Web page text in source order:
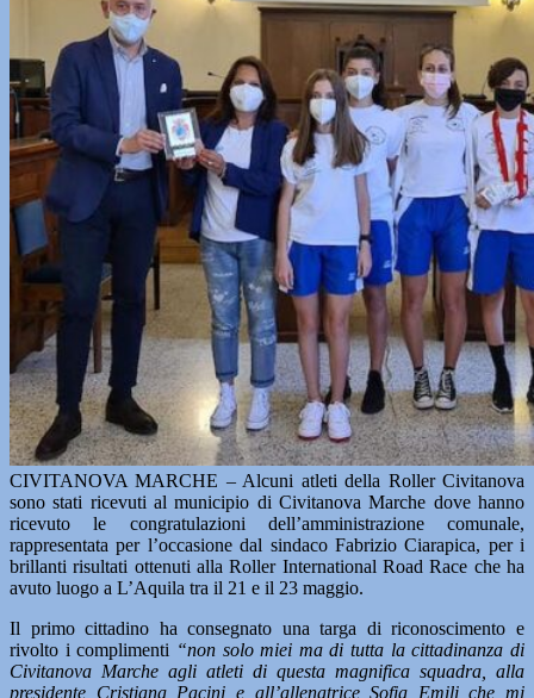
CIVITANOVA MARCHE – Alcuni atleti della Roller Civitanova
sono stati ricevuti al municipio di Civitanova Marche dove hanno
ricevuto le congratulazioni dell’amministrazione comunale,
rappresentata per l’occasione dal sindaco Fabrizio Ciarapica, per i
brillanti risultati ottenuti alla Roller International Road Race che ha
avuto luogo a L’Aquila tra il 21 e il 23 maggio.
Il primo cittadino ha consegnato una targa di riconoscimento e
rivolto i complimenti “non solo miei ma di tutta la cittadinanza di
Civitanova Marche agli atleti di questa magnifica squadra, alla
presidente Cristiana Pacini e all’allenatrice Sofia Emili che mi